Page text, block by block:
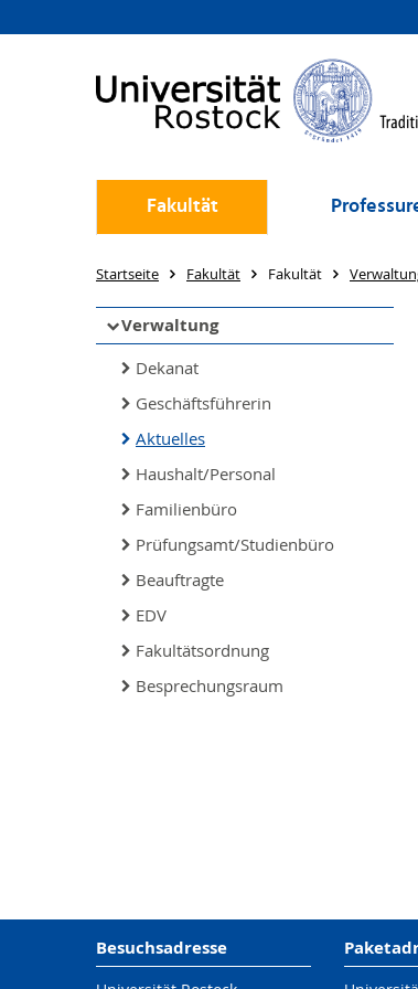
Fakultät
Startseite Fakultät Fakultät
Verwaltung
Dekanat
Geschäftsführerin
Aktuelles
Haushalt/Personal
Familienbüro
Prüfungsamt/Studienbüro
Beauftragte
EDV
Fakultätsordnung
Besprechungsraum
Besuchsadresse